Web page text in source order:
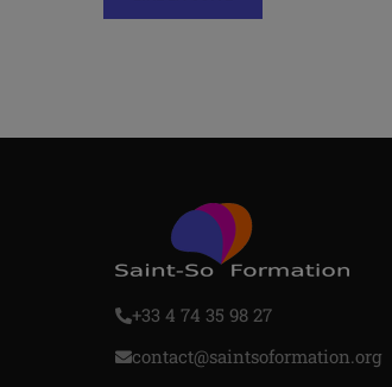
+33 4 74 35 98 27
contact@saintsoformation.org